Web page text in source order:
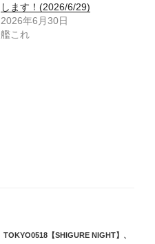
します！(2026/6/29)
2026年6月30日
艦これ
TOKYO0518【SHIGURE NIGHT】
、